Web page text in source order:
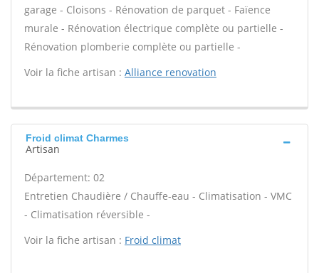
garage - Cloisons - Rénovation de parquet - Faïence
murale - Rénovation électrique complète ou partielle -
Rénovation plomberie complète ou partielle -
Voir la fiche artisan : Alliance renovation
Froid climat Charmes
Artisan
Département: 02
Entretien Chaudière / Chauffe-eau - Climatisation - VMC
- Climatisation réversible -
Voir la fiche artisan : Froid climat